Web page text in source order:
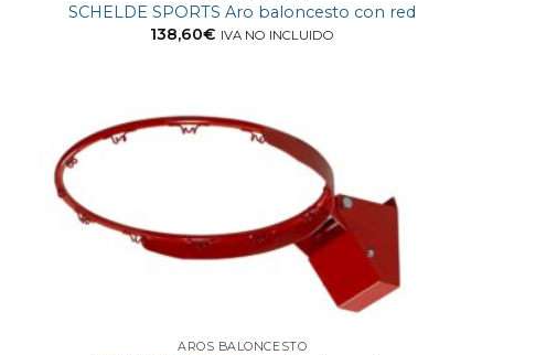
SCHELDE SPORTS Aro baloncesto con red
138,60€ IVA NO INCLUIDO
AROS BALONCESTO